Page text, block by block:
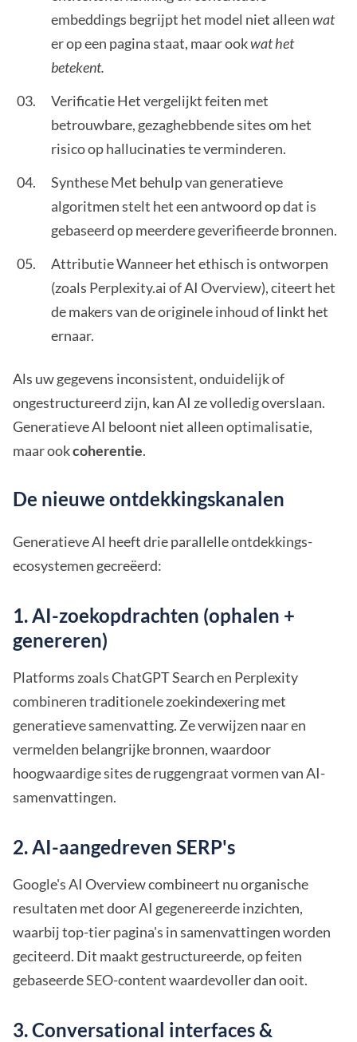
embeddings begrijpt het model niet alleenwat
er op een pagina staat, maar ookwat het
betekent.
Verificatie Het vergelijkt feiten met
betrouwbare, gezaghebbende sites om het
risico op hallucinaties te verminderen.
Synthese Met behulp van generatieve
algoritmen stelt het een antwoord op dat is
gebaseerd op meerdere geverifieerde bronnen.
Attributie Wanneer het ethisch is ontworpen
(zoals Perplexity.ai of AI Overview), citeert het
de makers van de originele inhoud of linkt het
ernaar.
Als uw gegevens inconsistent, onduidelijk of
ongestructureerd zijn, kan AI ze volledig overslaan.
Generatieve AI beloont niet alleen optimalisatie,
maar ookcoherentie.
De nieuwe ontdekkingskanalen
Generatieve AI heeft drie parallelle ontdekkings-
ecosystemen gecreëerd:
1. AI-zoekopdrachten (ophalen +
genereren)
Platforms zoals ChatGPT Search en Perplexity
combineren traditionele zoekindexering met
generatieve samenvatting. Ze verwijzen naar en
vermelden belangrijke bronnen, waardoor
hoogwaardige sites de ruggengraat vormen van AI-
samenvattingen.
2. AI-aangedreven SERP's
Google's AI Overview combineert nu organische
resultaten met door AI gegenereerde inzichten,
waarbij top-tier pagina's in samenvattingen worden
geciteerd. Dit maakt gestructureerde, op feiten
gebaseerde SEO-content waardevoller dan ooit.
3. Conversational interfaces &